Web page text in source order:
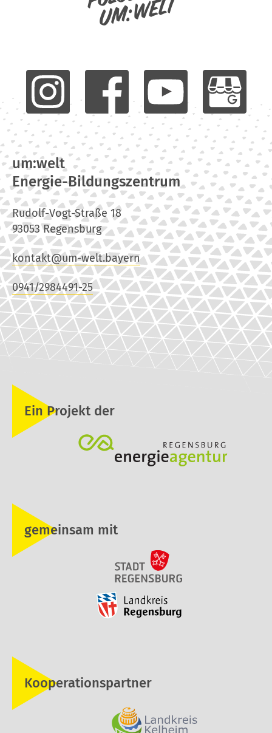
um:welt
um:welt
Energie-Bildungszentrum
Rudolf-Vogt-Straße 18
93053 Regensburg
kontakt@um-welt.bayern
0941/2984491-25
Ein Projekt der
gemeinsam mit
Kooperationspartner